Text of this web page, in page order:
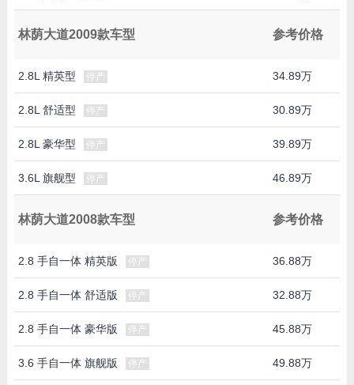
林荫大道2009款车型 参考价格
2.8L 精英型 停产 34.89万
2.8L 舒适型 停产 30.89万
2.8L 豪华型 停产 39.89万
3.6L 旗舰型 停产 46.89万
林荫大道2008款车型 参考价格
2.8 手自一体 精英版 停产 36.88万
2.8 手自一体 舒适版 停产 32.88万
2.8 手自一体 豪华版 停产 45.88万
3.6 手自一体 旗舰版 停产 49.88万